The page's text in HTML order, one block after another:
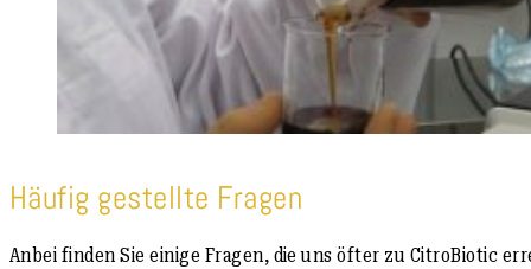
Häufig gestellte Fragen
Anbei finden Sie einige Fragen, die uns öfter zu CitroBiotic